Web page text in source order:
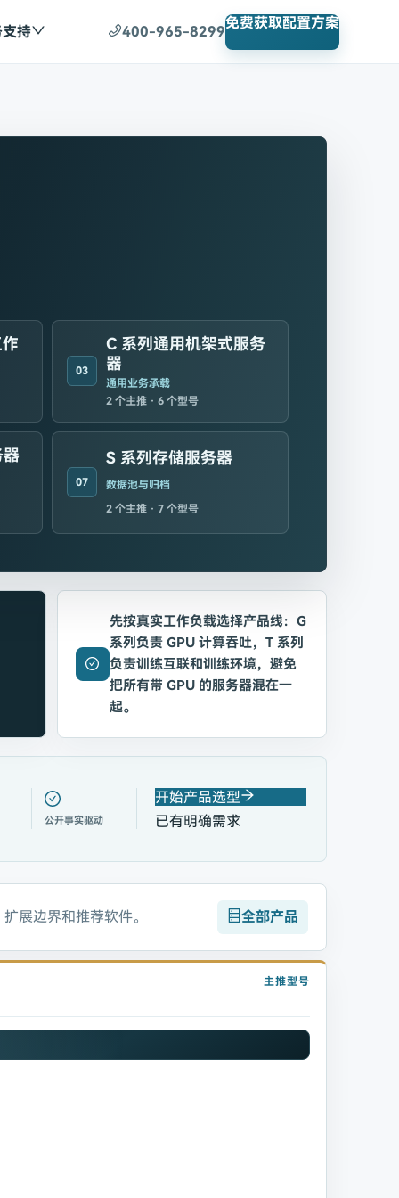
持 400-965-8299
免费获取配置方案
03
C 系列通用机架式服务
器
通用业务承载
2个主推 · 6个型号
器
07
S 系列存储服务器
数据池与归档
2个主推 · 7个型号
先按真实工作负载选择产品线：G
系列负责 GPU 计算吞吐，T 系列
负责训练互联和训练环境，避免
把所有带 GPU 的服务器混在一
起。
公开事实驱动
开始产品选型
已有明确需求
展边界和推荐软件。 全部产品
主推型号